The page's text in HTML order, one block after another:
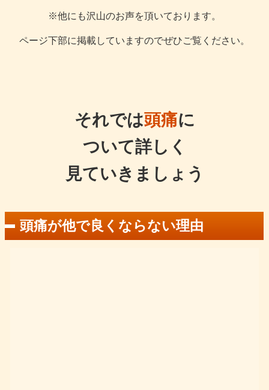
※他にも沢山のお声を頂いております。
ページ下部に掲載していますのでぜひご覧ください。
それでは頭痛に
ついて詳しく
見ていきましょう
頭痛が他で良くならない理由